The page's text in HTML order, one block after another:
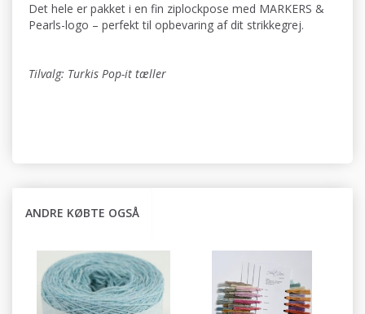
Det hele er pakket i en fin ziplockpose med MARKERS &
Pearls-logo – perfekt til opbevaring af dit strikkegrej.
Tilvalg: Turkis Pop-it tæller
ANDRE KØBTE OGSÅ